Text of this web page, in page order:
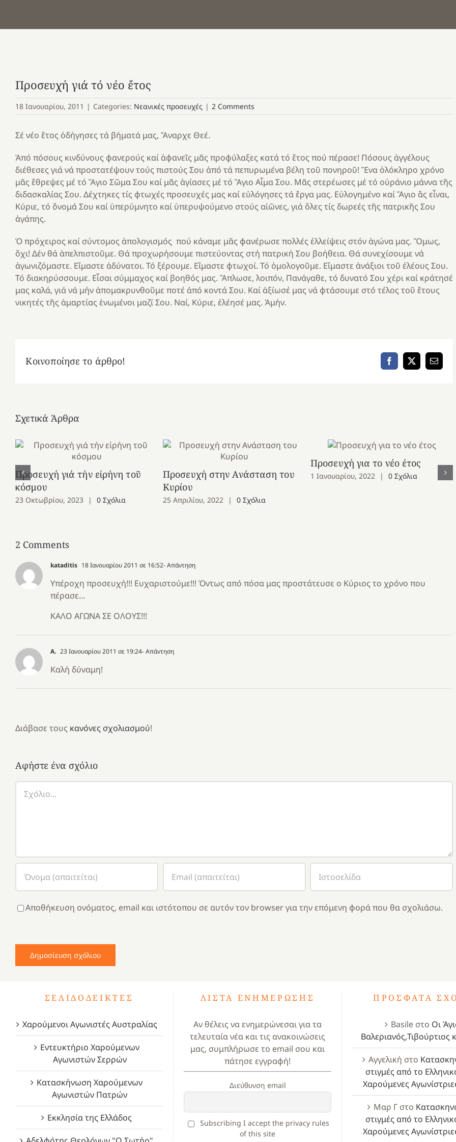
Προσευχή γιά τό νέο ἔτος
18 Ιανουαρίου, 2011 | Categories: Νεανικές προσευχές | 2 Comments
Σέ νέο ἔτος ὁδήγησες τά βήματά μας, Ἄναρχε Θεέ.
Ἀπό πόσους κινδύνους φανερούς καί ἀφανεῖς μᾶς προφύλαξες κατά τό ἔτος πού πέρασε! Πόσους ἀγγέλους
διέθεσες γιά νά προστατέψουν τούς πιστούς Σου ἀπό τά πεπυρωμένα βέλη τοῦ πονηροῦ! Ἕνα ὁλόκληρο χρόνο
μᾶς ἔθρεψες μέ τό Ἅγιο Σῶμα Σου καί μᾶς ἁγίασες μέ τό Ἅγιο Αἷμα Σου. Μᾶς στερέωσες μέ τό οὐράνιο μάννα τῆς
διδασκαλίας Σου. Δέχτηκες τίς φτωχές προσευχές μας καί εὐλόγησες τά ἔργα μας. Εὐλογημένο καί Ἅγιο ἄς εἶναι,
Κύριε, τό ὄνομά Σου καί ὑπερύμνητο καί ὑπερυψούμενο στούς αἰῶνες, γιά ὅλες τίς δωρεές τῆς πατρικῆς Σου
ἀγάπης.
Ὁ πρόχειρος καί σύντομος ἀπολογισμός πού κάναμε μᾶς φανέρωσε πολλές ἐλλείψεις στόν ἀγώνα μας. Ὅμως,
ὄχι! Δέν θά ἀπελπιστοῦμε. Θά προχωρήσουμε πιστεύοντας στή πατρική Σου βοήθεια. Θά συνεχίσουμε νά
ἀγωνιζόμαστε. Εἴμαστε ἀδύνατοι. Τό ξέρουμε. Εἴμαστε φτωχοί. Τό ὁμολογοῦμε. Εἴμαστε ἀνάξιοι τοῦ ἐλέους Σου.
Τό διακηρύσσουμε. Εἶσαι σύμμαχος καί βοηθός μας. Ἅπλωσε, λοιπόν, Πανάγαθε, τό δυνατό Σου χέρι καί κράτησέ
μας καλά, γιά νά μήν ἀπομακρυνθοῦμε ποτέ ἀπό κοντά Σου. Καί ἀξίωσέ μας νά φτάσουμε στό τέλος τοῦ ἔτους
νικητές τῆς ἁμαρτίας ἑνωμένοι μαζί Σου. Ναί, Κύριε, ἐλέησέ μας. Ἀμήν.
Κοινοποίησε το άρθρο! Facebook
X Email
Σχετικά Άρθρα
Προσευχή γιά τήν εἰρήνη τοῦ
κόσμου
23 Οκτωβρίου, 2023 | 0 Σχόλια
Προσευχή στην Ανάσταση του
Κυρίου
25 Απριλίου, 2022 | 0 Σχόλια
Προσευχή για το νέο έτος
1 Ιανουαρίου, 2022 | 0 Σχόλια
2 Comments
kataditis 18 Ιανουαρίου 2011 σε 16:52- Απάντηση
Υπέροχη προσευχή!!! Ευχαριστούμε!!! Όντως από πόσα μας προστάτευσε ο Κύριος το χρόνο που
πέρασε…
ΚΑΛΟ ΑΓΩΝΑ ΣΕ ΟΛΟΥΣ!!!
Α. 23 Ιανουαρίου 2011 σε 19:24- Απάντηση
Καλή δύναμη!
Διάβασε τους κανόνες σχολιασμού!
Αφήστε ένα σχόλιο
Αποθήκευση ονόματος, email και ιστότοπου σε αυτόν τον browser για την επόμενη φορά που θα σχολιάσω.
ΣΕΛΙΔΟΔΕΊΚΤΕΣ
Χαρούμενοι Αγωνιστές Αυστραλίας
Εντευκτήριο Χαρούμενων
Αγωνιστών Σερρών
Κατασκήνωση Χαρούμενων
Αγωνιστών Πατρών
Εκκλησία της Ελλάδος
ΛΊΣΤΑ ΕΝΗΜΈΡΩΣΗΣ
Αν θέλεις να ενημερώνεσαι για τα
τελευταία νέα και τις ανακοινώσεις
μας, συμπλήρωσε το email σου και
πάτησε εγγραφή!
Διεύθυνση email
Subscribing I accept the privacy rules
of this site
ΠΡΌΣΦΑΤΑ
Basileστο Οι
Βαλεριανός,Τιβούρτιος
Αγγελική στο
στιγμές από το
Χαρούμενες
Μαρ Γστο
στιγμές από το
Χαρούμενες